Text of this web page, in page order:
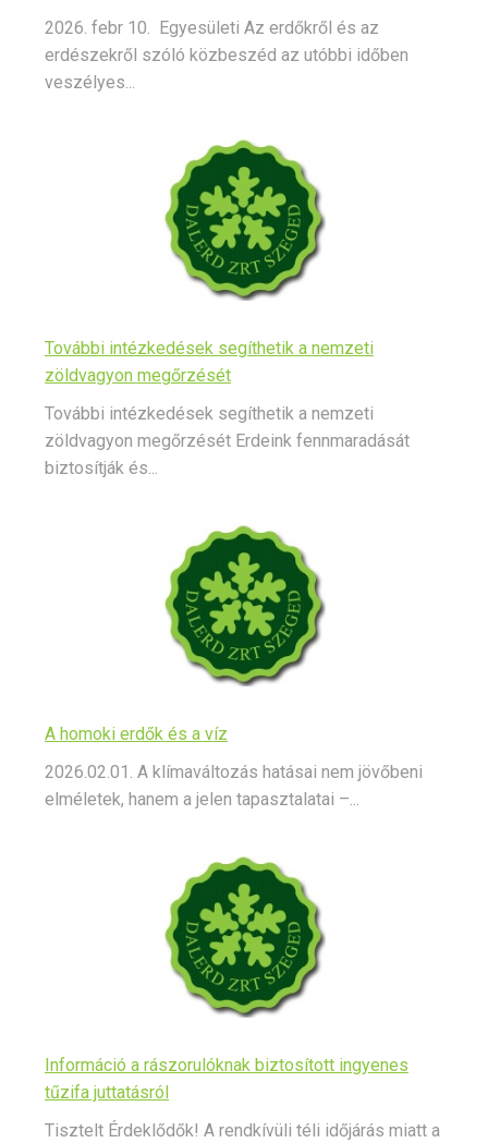
2026. febr 10. Egyesületi Az erdőkről és az
erdészekről szóló közbeszéd az utóbbi időben
veszélyes...
További intézkedések segíthetik a nemzeti
zöldvagyon megőrzését
További intézkedések segíthetik a nemzeti
zöldvagyon megőrzését Erdeink fennmaradását
biztosítják és...
A homoki erdők és a víz
2026.02.01. A klímaváltozás hatásai nem jövőbeni
elméletek, hanem a jelen tapasztalatai –...
Információ a rászorulóknak biztosított ingyenes
tűzifa juttatásról
Tisztelt Érdeklődők! A rendkívüli téli időjárás miatt a